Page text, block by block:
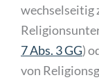
wechselseitig
7 Abs. 3 GG)
von